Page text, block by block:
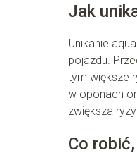
Jak
Unikanie
pojazdu.
tym większe
w oponach
zwiększa
Co